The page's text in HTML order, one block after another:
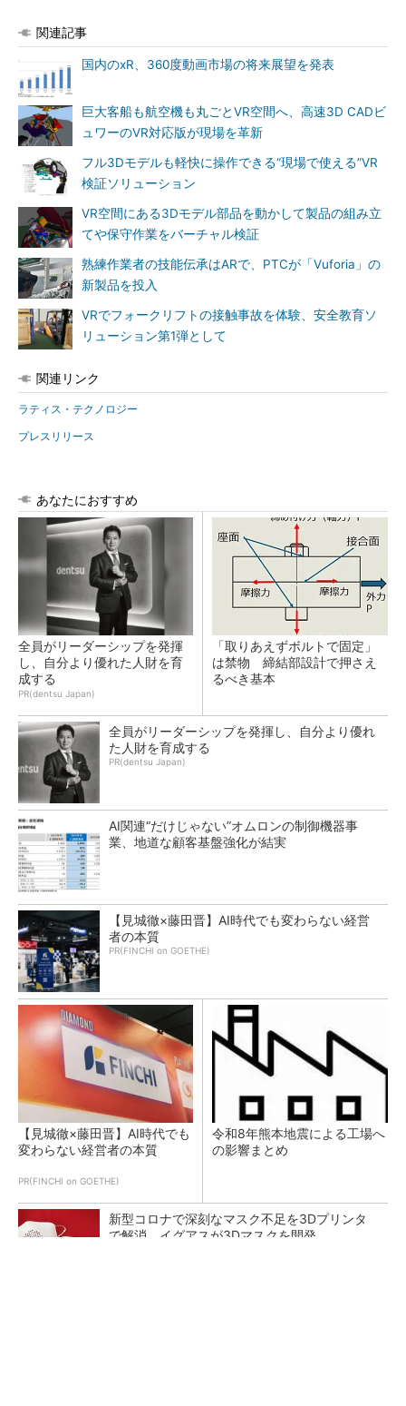
関連記事
国内のxR、360度動画市場の将来展望を発表
巨大客船も航空機も丸ごとVR空間へ、高速3D CADビ
ュワーのVR対応版が現場を革新
フル3Dモデルも軽快に操作できる“現場で使える”VR
検証ソリューション
VR空間にある3Dモデル部品を動かして製品の組み立
てや保守作業をバーチャル検証
熟練作業者の技能伝承はARで、PTCが「Vuforia」の
新製品を投入
VRでフォークリフトの接触事故を体験、安全教育ソ
リューション第1弾として
関連リンク
ラティス・テクノロジー
プレスリリース
あなたにおすすめ
全員がリーダーシップを発揮
し、自分より優れた人財を育
成する
PR(dentsu Japan)
「取りあえずボルトで固定」
は禁物 締結部設計で押さえ
るべき基本
全員がリーダーシップを発揮し、自分より優れ
た人財を育成する
PR(dentsu Japan)
AI関連“だけじゃない”オムロンの制御機器事
業、地道な顧客基盤強化が結実
【見城徹×藤田晋】AI時代でも変わらない経営
者の本質
PR(FINCHI on GOETHE)
【見城徹×藤田晋】AI時代でも
変わらない経営者の本質
PR(FINCHI on GOETHE)
令和8年熊本地震による工場へ
の影響まとめ
新型コロナで深刻なマスク不足を3Dプリンタ
で解消、イグアスが3Dマスクを開発